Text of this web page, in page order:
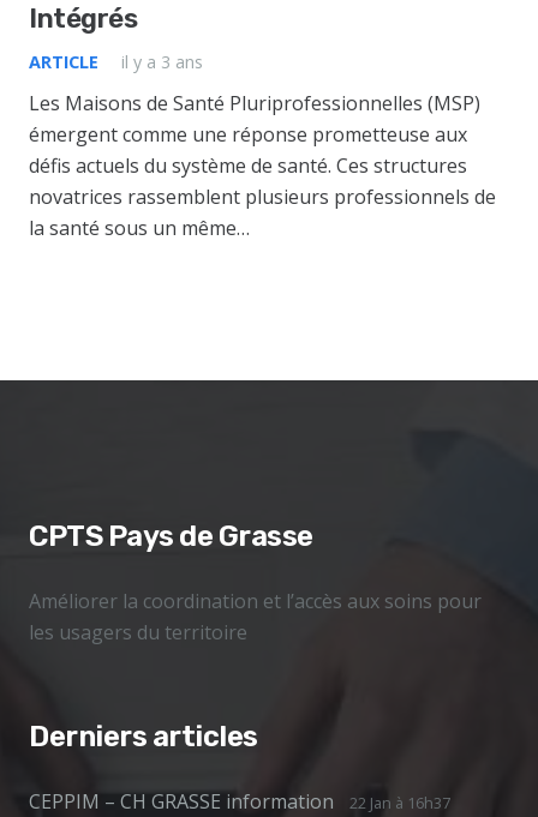
Intégrés
ARTICLE il y a 3 ans
Les Maisons de Santé Pluriprofessionnelles (MSP)
émergent comme une réponse prometteuse aux
défis actuels du système de santé. Ces structures
novatrices rassemblent plusieurs professionnels de
la santé sous un même…
CPTS Pays de Grasse
Améliorer la coordination et l’accès aux soins pour
les usagers du territoire
Derniers articles
CEPPIM – CH GRASSE information 22 Jan à 16h37